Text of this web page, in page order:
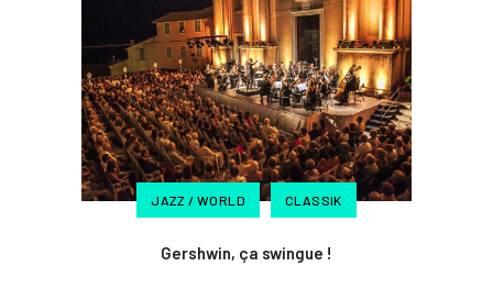
JAZZ / WORLD CLASSIK
Gershwin, ça swingue !